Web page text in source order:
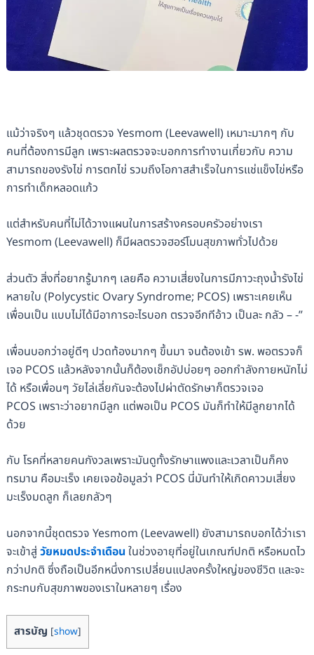
แม้ว่าจริงๆ แล้วชุดตรวจ Yesmom (Leevawell) เหมาะมากๆ กับ
คนที่ต้องการมีลูก เพราะผลตรวจจะบอกการทำงานเกี่ยวกับ ความ
สามารถของรังไข่ การตกไข่ รวมถึงโอกาสสำเร็จในการแช่แข็งไข่หรือ
การทำเด็กหลอดแก้ว
แต่สำหรับคนที่ไม่ได้วางแผนในการสร้างครอบครัวอย่างเรา
Yesmom (Leevawell) ก็มีผลตรวจฮอร์โมนสุขภาพทั่วไปด้วย
ส่วนตัว สิ่งที่อยากรู้มากๆ เลยคือ ความเสี่ยงในการมีภาวะถุงน้ำรังไข่
หลายใบ (Polycystic Ovary Syndrome; PCOS) เพราะเคยเห็น
เพื่อนเป็น แบบไม่ได้มีอาการอะไรบอก ตรวจอีกทีอ้าว เป็นละ กลัว – -”
เพื่อนบอกว่าอยู่ดีๆ ปวดท้องมากๆ ขึ้นมา จนต้องเข้า รพ. พอตรวจก็
เจอ PCOS แล้วหลังจากนั้นก็ต้องเช็กอัปบ่อยๆ ออกกำลังกายหนักไม่
ได้ หรือเพื่อนๆ วัยไล่เลี่ยกันจะต้องไปผ่าตัดรักษาก็ตรวจเจอ
PCOS เพราะว่าอยากมีลูก แต่พอเป็น PCOS มันก็ทำให้มีลูกยากได้
ด้วย
กับ โรคที่หลายคนกังวลเพราะมันดูทั้งรักษาแพงและเวลาเป็นก็คง
ทรมาน คือมะเร็ง เคยเจอข้อมูลว่า PCOS นี่มันทำให้เกิดคาวมเสี่ยง
มะเร็งมดลูก ก็เลยกลัวๆ
นอกจากนี้ชุดตรวจ Yesmom (Leevawell) ยังสามารถบอกได้ว่าเรา
จะเข้าสู่วัยหมดประจำเดือน ในช่วงอายุที่อยู่ในเกณฑ์ปกติ หรือหมดไว
กว่าปกติ ซึ่งถือเป็นอีกหนึ่งการเปลี่ยนแปลงครั้งใหญ่ของชีวิต และจะ
กระทบกับสุขภาพของเราในหลายๆ เรื่อง
สารบัญ [show]